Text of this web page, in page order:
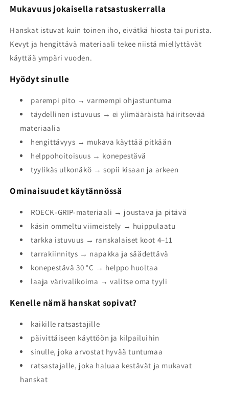
Mukavuus jokaisella ratsastuskerralla
Hanskat istuvat kuin toinen iho, eivätkä hiosta tai purista.
Kevyt ja hengittävä materiaali tekee niistä miellyttävät
käyttää ympäri vuoden.
Hyödyt sinulle
parempi pito → varmempi ohjastuntuma
täydellinen istuvuus → ei ylimääräistä häiritsevää
materiaalia
hengittävyys → mukava käyttää pitkään
helppohoitoisuus → konepestävä
tyylikäs ulkonäkö → sopii kisaan ja arkeen
Ominaisuudet käytännössä
ROECK-GRIP-materiaali → joustava ja pitävä
käsin ommeltu viimeistely → huippulaatu
tarkka istuvuus → ranskalaiset koot 4–11
tarrakiinnitys → napakka ja säädettävä
konepestävä 30 °C → helppo huoltaa
laaja värivalikoima → valitse oma tyyli
Kenelle nämä hanskat sopivat?
kaikille ratsastajille
päivittäiseen käyttöön ja kilpailuihin
sinulle, joka arvostat hyvää tuntumaa
ratsastajalle, joka haluaa kestävät ja mukavat
hanskat